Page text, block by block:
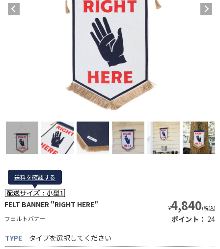
送料を確認する
送料を確認する
FELT BANNER "RIGHT HERE"
フェルトバナー
¥4,840(税込)
ポイント： 24
TYPE
タイプを選択してください